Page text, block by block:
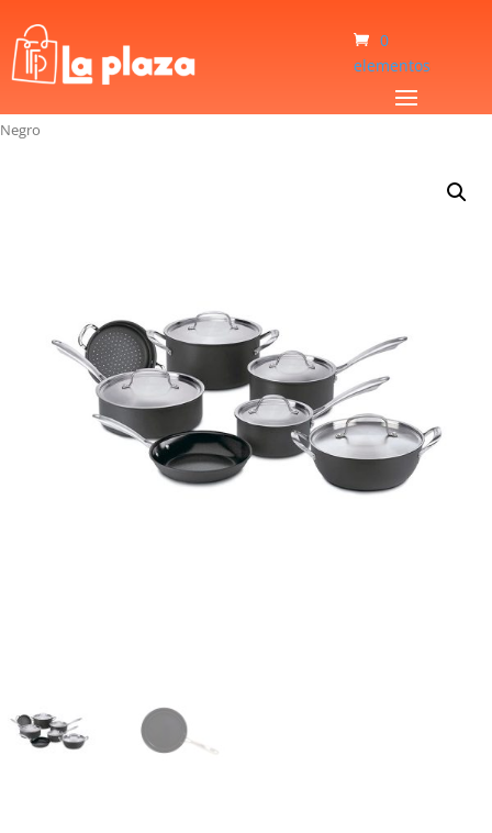
0
elementos
Kit Juego de Sartenes Cuisinart GG-12 12 Piezas
Negro